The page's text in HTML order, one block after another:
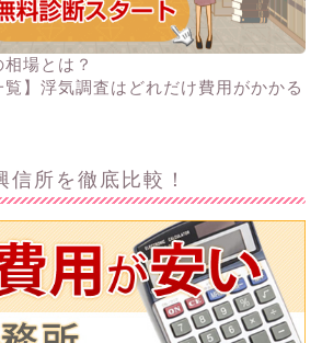
場とは？
】浮気調査はどれだけ費用がかかる
所を徹底比較！